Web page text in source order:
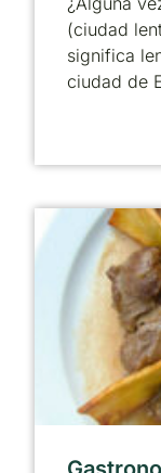
(ciudad
significa
ciudad de